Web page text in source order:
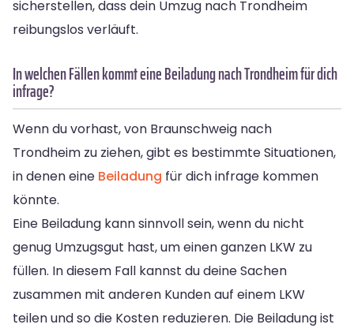
sicherstellen, dass dein Umzug nach Trondheim
reibungslos verläuft.
In welchen Fällen kommt eine Beiladung nach Trondheim für dich
infrage?
Wenn du vorhast, von Braunschweig nach
Trondheim zu ziehen, gibt es bestimmte Situationen,
in denen eine Beiladung für dich infrage kommen
könnte.
Eine Beiladung kann sinnvoll sein, wenn du nicht
genug Umzugsgut hast, um einen ganzen LKW zu
füllen. In diesem Fall kannst du deine Sachen
zusammen mit anderen Kunden auf einem LKW
teilen und so die Kosten reduzieren. Die Beiladung ist